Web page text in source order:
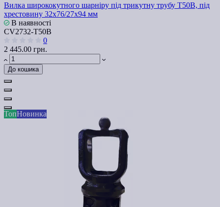
Вилка ширококутного шарніру під трикутну трубу Т50В, під
хрестовину 32х76/27х94 мм
В наявності
СV2732-Т50В
0
2 445.00 грн.
До кошика
ТопНовинка